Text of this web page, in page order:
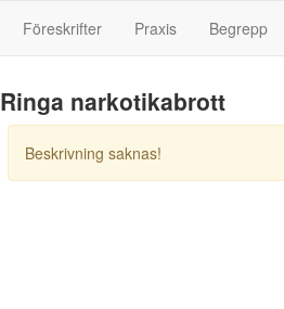
Föreskrifter Praxis Begrepp
Ringa narkotikabrott
Beskrivning saknas!